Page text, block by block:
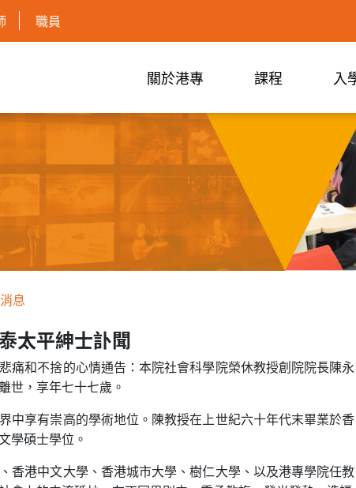
職員
關於港專 課程 入
息
太平紳士訃聞
痛和不捨的心情通告：本院社會科學院榮休教授創院院長陳
世，享年七十七歲。
中享有崇高的學術地位。陳教授在上世紀六十年代末畢業於
學碩士學位。
香港中文大學、香港城市大學、樹仁大學、以及港專學院任